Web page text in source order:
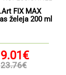
FIX MAX
želeja 200 ml
23.76€